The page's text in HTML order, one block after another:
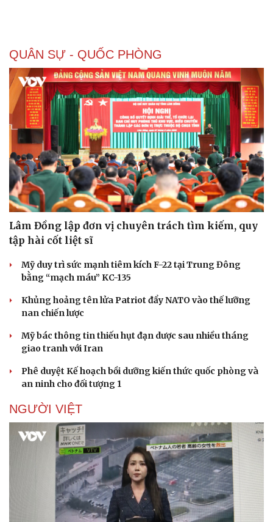
Doanh nghiệp
Thông tin doanh nghiệp
Doanh nghiệp 24h
Doanh nhân
Vì cộng đồng
Công nghệ
Sành điệu
Tin Công nghệ
Trải nghiệm
Chuyển đổi số
QUÂN SỰ - QUỐC PHÒNG
Lâm Đồng lập đơn vị chuyên trách tìm kiếm, quy
tập hài cốt liệt sĩ
Mỹ duy trì sức mạnh tiêm kích F-22 tại Trung Đông
bằng “mạch máu” KC-135
Khủng hoảng tên lửa Patriot đẩy NATO vào thế lưỡng
nan chiến lược
Mỹ bác thông tin thiếu hụt đạn dược sau nhiều tháng
giao tranh với Iran
Phê duyệt Kế hoạch bồi dưỡng kiến thức quốc phòng và
an ninh cho đối tượng 1
NGƯỜI VIỆT